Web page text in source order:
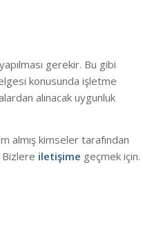
gerekir. Bu gibi
konusunda işletme
alınacak uygunluk
almış kimseler tarafından
Bizlere iletişime geçmek için.